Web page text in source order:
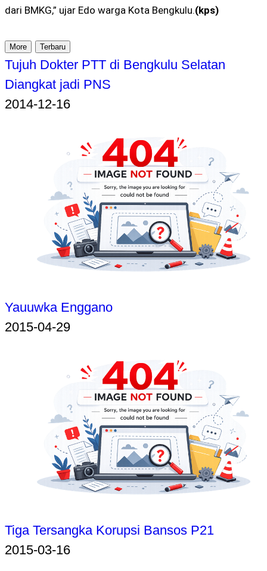
dari BMKG,” ujar Edo warga Kota Bengkulu.(kps)
More Terbaru
Tujuh Dokter PTT di Bengkulu Selatan
Diangkat jadi PNS
2014-12-16
Yauuwka Enggano
2015-04-29
Tiga Tersangka Korupsi Bansos P21
2015-03-16